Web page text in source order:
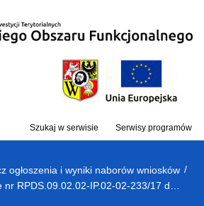
Szukaj w serwisie Serwisy programów
ogłoszenia i wyniki naborów wniosków /